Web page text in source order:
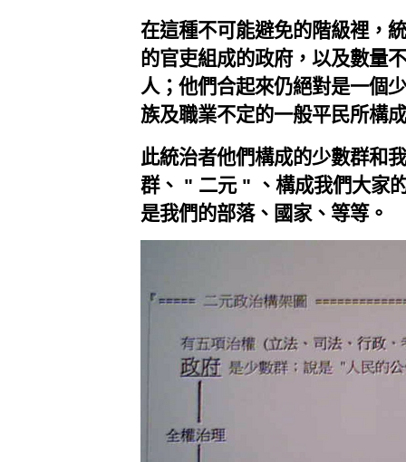
在這種不可能避免的階級裡，
的官吏組成的政府，以及數量
人；他們合起來仍絕對是一個
族及職業不定的一般平民所構
此統治者他們構成的少數群和
群、 " 二元 " 、構成我們大家
是我們的部落、國家、等等。